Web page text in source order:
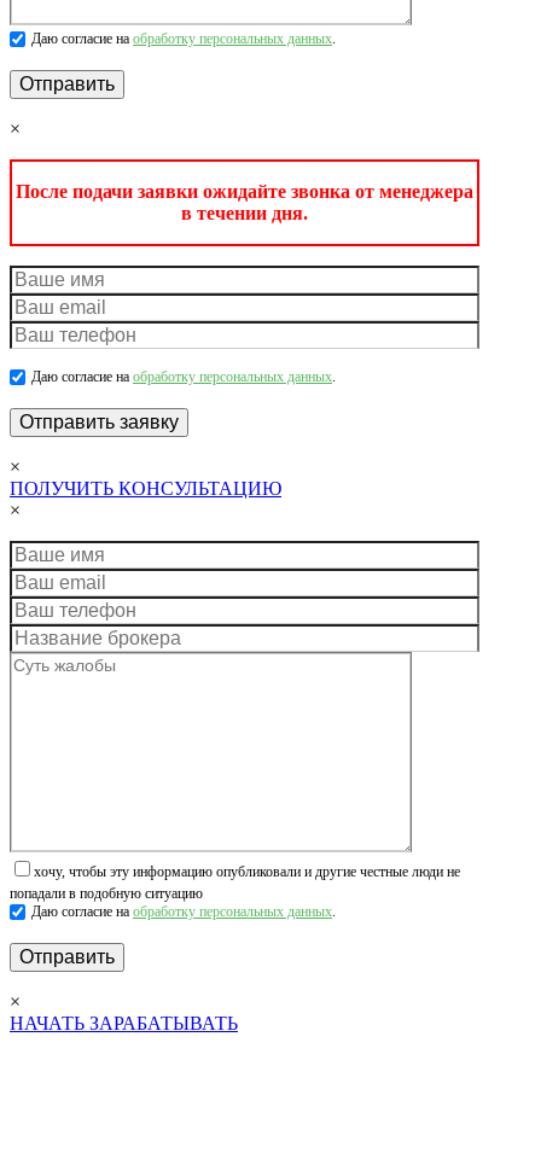
Даю согласие на обработку персональных данных
×
После подачи заявки ожидайте звонка от менеджера
в течении дня.
Даю согласие на обработку персональных данных
×
ПОЛУЧИТЬ КОНСУЛЬТАЦИЮ
×
хочу, чтобы эту информацию опубликовали и другие честные люди не
попадали в подобную ситуацию
Даю согласие на обработку персональных данных
×
НАЧАТЬ ЗАРАБАТЫВАТЬ